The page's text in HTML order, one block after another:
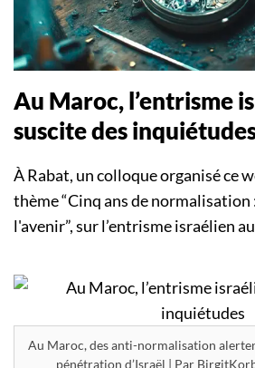
Au Maroc, l’entrisme
suscite des
À Rabat, un colloque organisé ce
thème “Cinq ans de normalisation
l'avenir”, sur l’entrisme israélien
Au Maroc, des anti-normalisation
pénétration d’Israël | Par